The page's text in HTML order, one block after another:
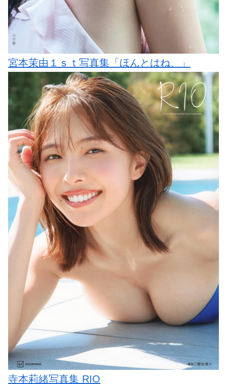
宮本茉由１ｓｔ写真集「ほんとはね、」
寺本莉緒写真集 RIO